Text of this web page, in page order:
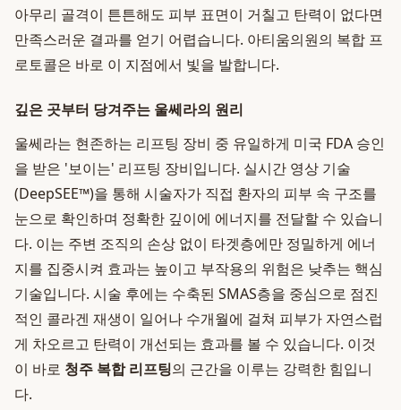
아무리 골격이 튼튼해도 피부 표면이 거칠고 탄력이 없다면
만족스러운 결과를 얻기 어렵습니다. 아티움의원의 복합 프
로토콜은 바로 이 지점에서 빛을 발합니다.
깊은 곳부터 당겨주는 울쎄라의 원리
울쎄라는 현존하는 리프팅 장비 중 유일하게 미국 FDA 승인
을 받은 '보이는' 리프팅 장비입니다. 실시간 영상 기술
(DeepSEE™)을 통해 시술자가 직접 환자의 피부 속 구조를
눈으로 확인하며 정확한 깊이에 에너지를 전달할 수 있습니
다. 이는 주변 조직의 손상 없이 타겟층에만 정밀하게 에너
지를 집중시켜 효과는 높이고 부작용의 위험은 낮추는 핵심
기술입니다. 시술 후에는 수축된 SMAS층을 중심으로 점진
적인 콜라겐 재생이 일어나 수개월에 걸쳐 피부가 자연스럽
게 차오르고 탄력이 개선되는 효과를 볼 수 있습니다. 이것
이 바로 청주 복합 리프팅의 근간을 이루는 강력한 힘입니
다.